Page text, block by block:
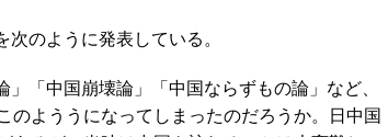
のように発表している。
「中国崩壊論」「中国ならずもの論」など、
のよううになってしまったのだろうか。日中国